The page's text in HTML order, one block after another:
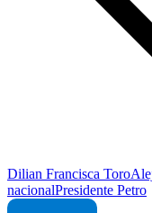
Dilian Francisca Toro
nacionalPresidente Petro